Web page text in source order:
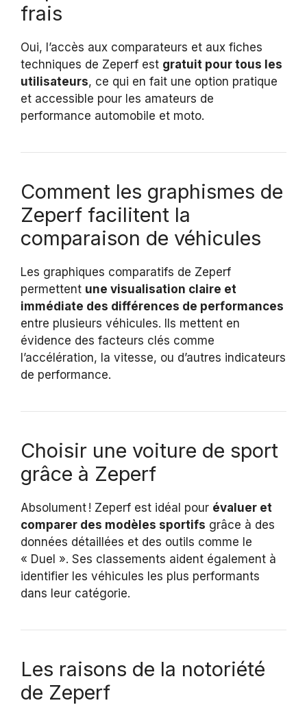
frais
Oui, l’accès aux comparateurs et aux fiches
techniques de Zeperf est gratuit pour tous les
utilisateurs, ce qui en fait une option pratique
et accessible pour les amateurs de
performance automobile et moto.
Comment les graphismes de
Zeperf facilitent la
comparaison de véhicules
Les graphiques comparatifs de Zeperf
permettent une visualisation claire et
immédiate des différences de performances
entre plusieurs véhicules. Ils mettent en
évidence des facteurs clés comme
l’accélération, la vitesse, ou d’autres indicateurs
de performance.
Choisir une voiture de sport
grâce à Zeperf
Absolument ! Zeperf est idéal pour évaluer et
comparer des modèles sportifs grâce à des
données détaillées et des outils comme le
« Duel ». Ses classements aident également à
identifier les véhicules les plus performants
dans leur catégorie.
Les raisons de la notoriété
de Zeperf